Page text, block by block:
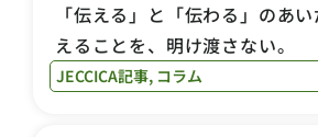
「伝える」と「伝わる」のあ
えることを、明け渡さない。
JECCICA記事, コラム